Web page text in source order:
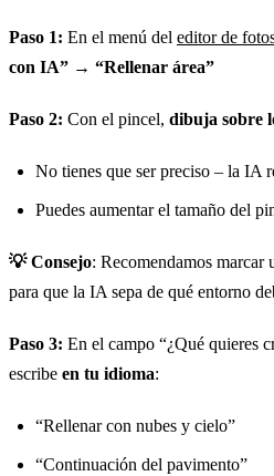
Paso 1: En el menú del editor de
con IA” → “Rellenar área”
Paso 2: Con el pincel, dibuja sobre
No tienes que ser preciso – la IA
Puedes aumentar el tamaño del
💡 Consejo: Recomendamos marcar
para que la IA sepa de qué entorno
Paso 3: En el campo “¿Qué quieres
escribe en tu idioma:
“Rellenar con nubes y cielo”
“Continuación del pavimento”